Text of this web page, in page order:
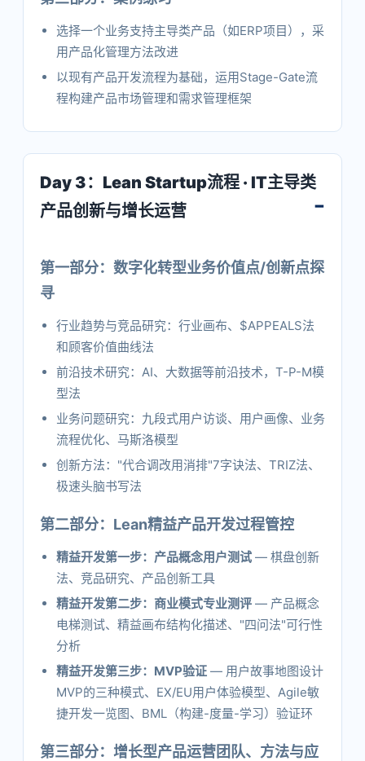
选择一个业务支持主导类产品（如ERP项目），采
用产品化管理方法改进
以现有产品开发流程为基础，运用Stage-Gate流
程构建产品市场管理和需求管理框架
Day 3：Lean Startup流程 · IT主导类
产品创新与增长运营
第一部分：数字化转型业务价值点/创新点探
寻
行业趋势与竞品研究：行业画布、$APPEALS法
和顾客价值曲线法
前沿技术研究：AI、大数据等前沿技术，T-P-M模
型法
业务问题研究：九段式用户访谈、用户画像、业务
流程优化、马斯洛模型
创新方法："代合调改用消排"7字诀法、TRIZ法、
极速头脑书写法
第二部分：Lean精益产品开发过程管控
精益开发第一步：产品概念用户测试 — 棋盘创新
法、竞品研究、产品创新工具
精益开发第二步：商业模式专业测评 — 产品概念
电梯测试、精益画布结构化描述、"四问法"可行性
分析
精益开发第三步：MVP验证 — 用户故事地图设计
MVP的三种模式、EX/EU用户体验模型、Agile敏
捷开发一览图、BML（构建-度量-学习）验证环
第三部分：增长型产品运营团队、方法与应